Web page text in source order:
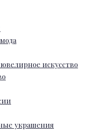
искусство
украшения